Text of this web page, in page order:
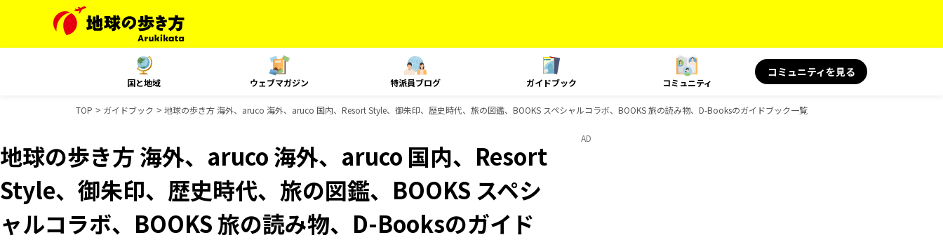
国と地域 ウェブマガジン 特派員ブログ ガイドブック コミュニティ
コミュニティを見る
TOP ガイドブック 地球の歩き方 海外、aruco 海外、aruco 国内、Resort Style、御朱印、歴史時代、旅の図鑑、BOOKS スペシャルコラボ、BOOKS 旅の読み物、D-Booksのガイドブック一覧
地球の歩き方 海外、aruco 海外、aruco 国内、Resort
Style、御朱印、歴史時代、旅の図鑑、BOOKS スペシ
ャルコラボ、BOOKS 旅の読み物、D-Booksのガイド
AD